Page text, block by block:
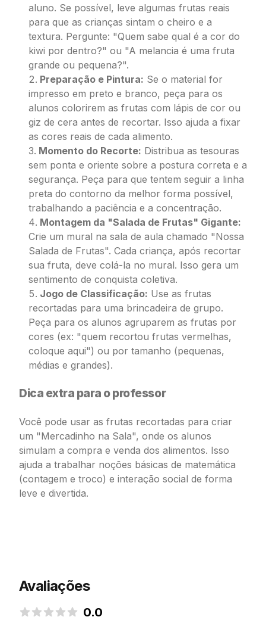
aluno. Se possível, leve algumas frutas reais
para que as crianças sintam o cheiro e a
textura. Pergunte: "Quem sabe qual é a cor do
kiwi por dentro?" ou "A melancia é uma fruta
grande ou pequena?".
Preparação e Pintura: Se o material for
impresso em preto e branco, peça para os
alunos colorirem as frutas com lápis de cor ou
giz de cera antes de recortar. Isso ajuda a fixar
as cores reais de cada alimento.
Momento do Recorte: Distribua as tesouras
sem ponta e oriente sobre a postura correta e a
segurança. Peça para que tentem seguir a linha
preta do contorno da melhor forma possível,
trabalhando a paciência e a concentração.
Montagem da "Salada de Frutas" Gigante:
Crie um mural na sala de aula chamado "Nossa
Salada de Frutas". Cada criança, após recortar
sua fruta, deve colá-la no mural. Isso gera um
sentimento de conquista coletiva.
Jogo de Classificação: Use as frutas
recortadas para uma brincadeira de grupo.
Peça para os alunos agruparem as frutas por
cores (ex: "quem recortou frutas vermelhas,
coloque aqui") ou por tamanho (pequenas,
médias e grandes).
Dica extra para o professor
Você pode usar as frutas recortadas para criar
um "Mercadinho na Sala", onde os alunos
simulam a compra e venda dos alimentos. Isso
ajuda a trabalhar noções básicas de matemática
(contagem e troco) e interação social de forma
leve e divertida.
Avaliações
0.0